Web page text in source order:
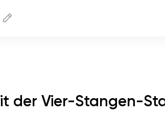
der Vier-Stangen-